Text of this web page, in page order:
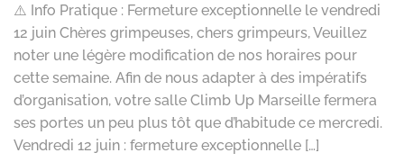
⚠️ Info Pratique : Fermeture exceptionnelle le vendredi
12 juin Chères grimpeuses, chers grimpeurs, Veuillez
noter une légère modification de nos horaires pour
cette semaine. Afin de nous adapter à des impératifs
d’organisation, votre salle Climb Up Marseille fermera
ses portes un peu plus tôt que d’habitude ce mercredi.
Vendredi 12 juin : fermeture exceptionnelle […]